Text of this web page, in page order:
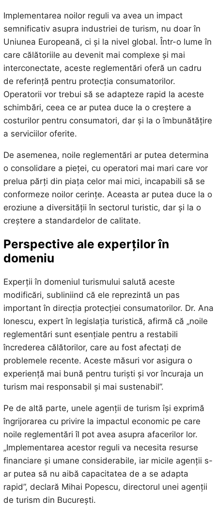
Implementarea noilor reguli va avea un impact
semnificativ asupra industriei de turism, nu doar în
Uniunea Europeană, ci și la nivel global. Într-o lume în
care călătoriile au devenit mai complexe și mai
interconectate, aceste reglementări oferă un cadru
de referință pentru protecția consumatorilor.
Operatorii vor trebui să se adapteze rapid la aceste
schimbări, ceea ce ar putea duce la o creștere a
costurilor pentru consumatori, dar și la o îmbunătățire
a serviciilor oferite.
De asemenea, noile reglementări ar putea determina
o consolidare a pieței, cu operatori mai mari care vor
prelua părți din piața celor mai mici, incapabili să se
conformeze noilor cerințe. Aceasta ar putea duce la o
eroziune a diversității în sectorul turistic, dar și la o
creștere a standardelor de calitate.
Perspective ale experților în
domeniu
Experții în domeniul turismului salută aceste
modificări, subliniind că ele reprezintă un pas
important în direcția protecției consumatorilor. Dr. Ana
Ionescu, expert în legislația turistică, afirmă că „noile
reglementări sunt esențiale pentru a restabili
încrederea călătorilor, care au fost afectați de
problemele recente. Aceste măsuri vor asigura o
experiență mai bună pentru turiști și vor încuraja un
turism mai responsabil și mai sustenabil”.
Pe de altă parte, unele agenții de turism își exprimă
îngrijorarea cu privire la impactul economic pe care
noile reglementări îl pot avea asupra afacerilor lor.
„Implementarea acestor reguli va necesita resurse
financiare și umane considerabile, iar micile agenții s-
ar putea să nu aibă capacitatea de a se adapta
rapid”, declară Mihai Popescu, directorul unei agenții
de turism din București.